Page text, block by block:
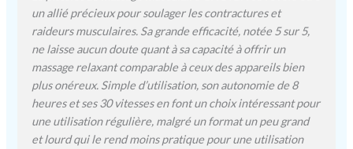
besoins de relaxation
musculaire. Pistolet de
massage avec réglage à 30
vitesses, vous pouvez
choisir une vitesse de
vibration qui répond à vos
besoins pour atteindre les
conditions les plus
confortables. Longue durée
un allié précieux pour soulager les contractures et
raideurs musculaires. Sa grande efficacité, notée 5 sur 5,
ne laisse aucun doute quant à sa capacité à offrir un
massage relaxant comparable à ceux des appareils bien
plus onéreux. Simple d’utilisation, son autonomie de 8
heures et ses 30 vitesses en font un choix intéressant pour
une utilisation régulière, malgré un format un peu grand
et lourd qui le rend moins pratique pour une utilisation